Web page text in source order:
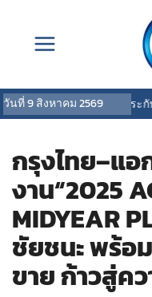
วันที่9 สิงหาคม 2569
LIFE ไทยสมุทรประกั
กรุงไทย–แอ
งาน“2025
MIDYEAR
ชัยชนะ พร้อ
ขาย ก้าวสู่ค